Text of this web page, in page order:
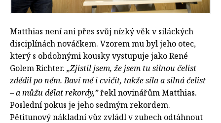
Matthias není ani přes svůj nízký věk v siláckých
disciplínách nováčkem. Vzorem mu byl jeho otec,
který s obdobnými kousky vystupuje jako René
Golem Richter. „Zjistil jsem, že jsem tu silnou čelist
zdědil po něm. Baví mě i cvičit, takže síla a silná čelist
– a můžu dělat rekordy,”řekl novinářům Matthias.
Poslední pokus je jeho sedmým rekordem.
Pětitunový nákladní vůz zvládl v zubech odtáhnout